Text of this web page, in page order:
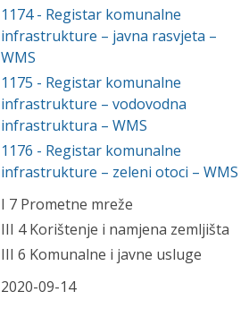
1174- Registar komunalne
infrastrukture – javna rasvjeta –
WMS
1175 - Registar komunalne
infrastrukture – vodovodna
infrastruktura – WMS
1176 - Registar komunalne
infrastrukture – zeleni otoci – WMS
I 7 Prometne mreže
III 4 Korištenje i namjena zemljišta
III 6 Komunalne i javne usluge
2020-09-14